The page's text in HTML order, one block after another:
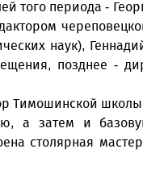
того периода -
наук),
позднее -
Тимошинской
а затем и
столярная